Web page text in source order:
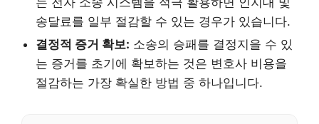
송달료를 일부 절감할 수 있는 경우가 있습니다.
결정적 증거 확보: 소송의 승패를 결정지을 수 있
는 증거를 초기에 확보하는 것은 변호사 비용을
절감하는 가장 확실한 방법 중 하나입니다.